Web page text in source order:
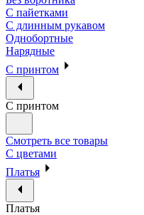
С пайетками
С длинным рукавом
Однобортные
Нарядные
С принтом
С принтом
Смотреть все товары
С цветами
Платья
Платья